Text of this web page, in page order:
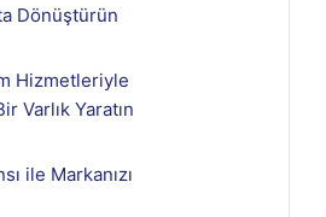
Dönüştürün
Hizmetleriyle
Varlık Yaratın
ile Markanızı